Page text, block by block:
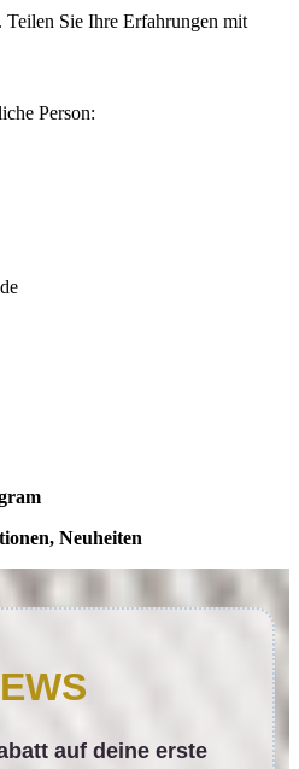
Sie Ihre Erfahrungen mit
Person:
Neuheiten
auf deine erste